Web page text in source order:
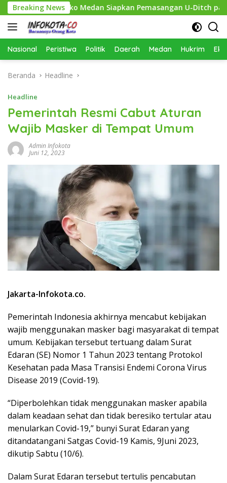
Langsung
ke
konten
Breaking News
Pemko Medan Siapkan Pemasangan U-Ditch pada 2027
Nasional Peristiwa Politik Daerah Medan Hukrim
Beranda Headline
Headline
Pemerintah Resmi Cabut Aturan
Wajib Masker di Tempat Umum
Admin Infokota
Juni 12, 2023
Jakarta-Infokota.co.
Pemerintah Indonesia akhirnya mencabut kebijakan
wajib menggunakan masker bagi masyarakat di tempat
umum. Kebijakan tersebut tertuang dalam Surat
Edaran (SE) Nomor 1 Tahun 2023 tentang Protokol
Kesehatan pada Masa Transisi Endemi Corona Virus
Disease 2019 (Covid-19).
“Diperbolehkan tidak menggunakan masker apabila
dalam keadaan sehat dan tidak beresiko tertular atau
menularkan Covid-19,” bunyi Surat Edaran yang
ditandatangani Satgas Covid-19 Kamis, 9Juni 2023,
dikutip Sabtu (10/6).
Dalam Surat Edaran tersebut tertulis pencabutan